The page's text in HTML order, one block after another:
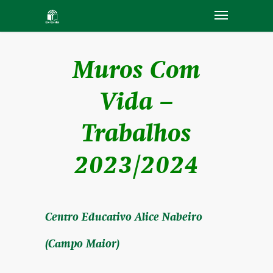
Muros Com
Vida –
Trabalhos
2023/2024
Centro Educativo Alice Nabeiro
(Campo Maior)